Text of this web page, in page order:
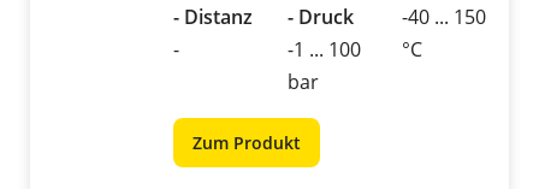
- Distanz
-
- Druck
-1 ... 100
bar
-40 ... 150
°C
Zum Produkt